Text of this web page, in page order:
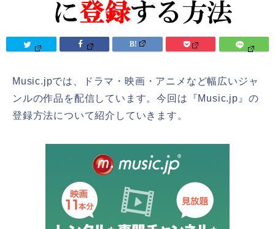
Music.jpでは、ドラマ・映画・アニメなど幅広いジャ
ンルの作品を配信しています。今回は『Music.jp』の
登録方法について紹介していきます。